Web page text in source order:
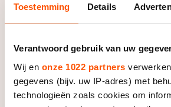
Toestemming Details
Verantwoord gebruik van uw
Wij en onze 1022 partners
gegevens (bijv. uw IP-adres) met
technologieën zoals cookies om
enthousiaste vrijwilligers."
De baan won zelfs de KNSB Pim
"We hebben een betere
gelegd én een witte boarding
Daardoor bleef de koude lucht op